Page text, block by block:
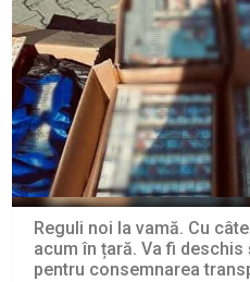
Reguli noi la vamă. Cu
acum în țară. Va fi deschis
pentru consemnarea